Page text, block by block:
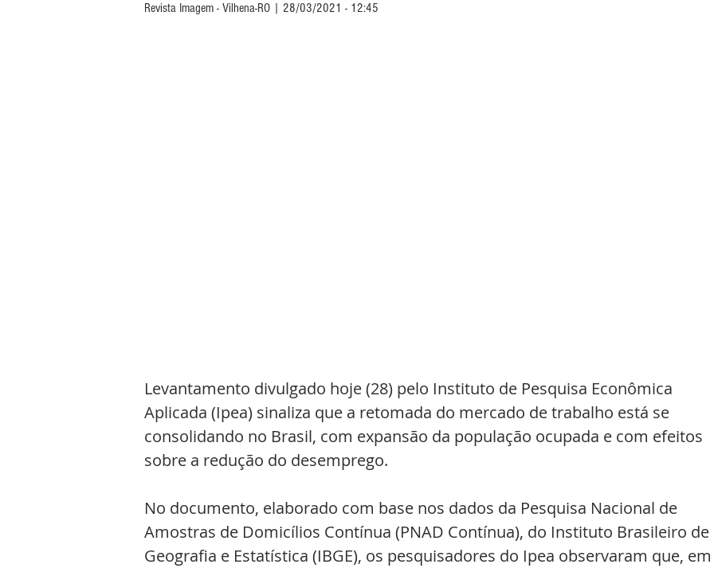
Revista Imagem - Vilhena-RO | 28/03/2021 - 12:45
Levantamento divulgado hoje (28) pelo Instituto de Pesquisa Econômica
Aplicada (Ipea) sinaliza que a retomada do mercado de trabalho está se
consolidando no Brasil, com expansão da população ocupada e com efeitos
sobre a redução do desemprego.
No documento, elaborado com base nos dados da Pesquisa Nacional de
Amostras de Domicílios Contínua (PNAD Contínua), do Instituto Brasileiro de
Geografia e Estatística (IBGE), os pesquisadores do Ipea observaram que,